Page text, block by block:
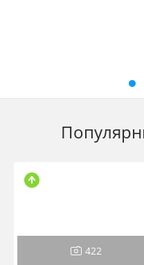
422